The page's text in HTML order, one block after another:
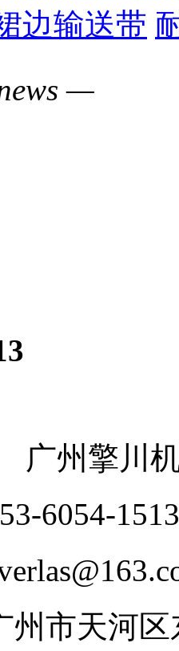
边输送带
—
广州擎川
6054-1513
州市天河